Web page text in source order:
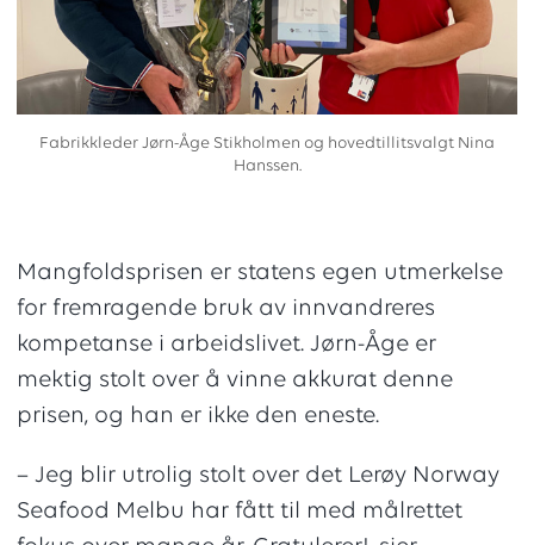
Fabrikkleder Jørn-Åge Stikholmen og hovedtillitsvalgt Nina
Hanssen.
Mangfoldsprisen er statens egen utmerkelse
for fremragende bruk av innvandreres
kompetanse i arbeidslivet. Jørn-Åge er
mektig stolt over å vinne akkurat denne
prisen, og han er ikke den eneste.
– Jeg blir utrolig stolt over det Lerøy Norway
Seafood Melbu har fått til med målrettet